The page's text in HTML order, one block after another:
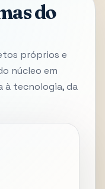
do
próprios e
núcleo em
à tecnologia, da